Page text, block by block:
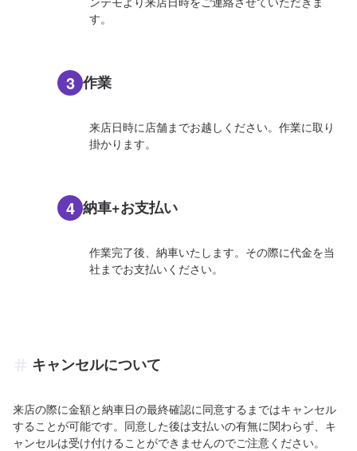
す。
3 作業
来店日時に店舗までお越しください。作業に取り
掛かります。
4 納車+お支払い
作業完了後、納車いたします。その際に代金を当
社までお支払いください。
キャンセルについて
来店の際に金額と納車日の最終確認に同意するまではキャンセル
することが可能です。同意した後は支払いの有無に関わらず、キ
ャンセルは受け付けることができませんのでご注意ください。